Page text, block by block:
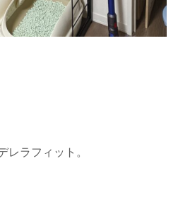
レラフィット。